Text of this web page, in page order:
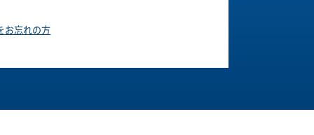
お忘れの方